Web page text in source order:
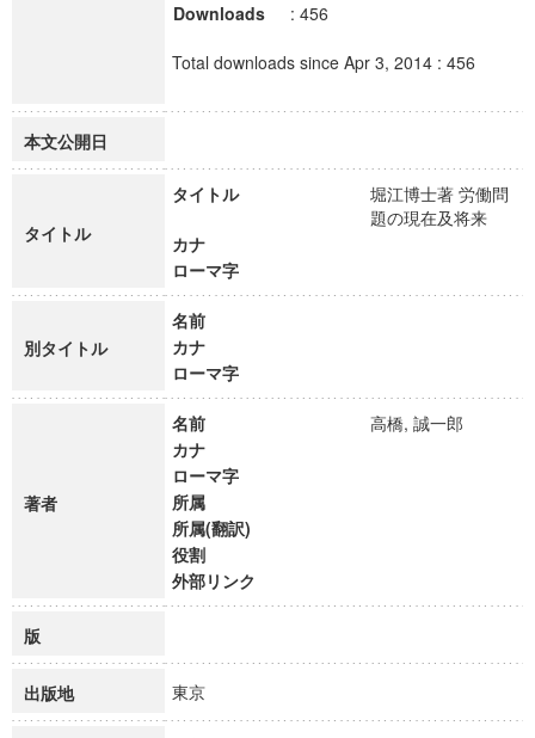
Downloads
: 456
Total downloads since Apr 3, 2014 : 456
本文公開日
タイトル
タイトル
堀江博士著 労働問
題の現在及将来
カナ
ローマ字
別タイトル
名前
カナ
ローマ字
著者
名前
高橋, 誠一郎
カナ
ローマ字
所属
所属(翻訳)
役割
外部リンク
版
出版地 東京